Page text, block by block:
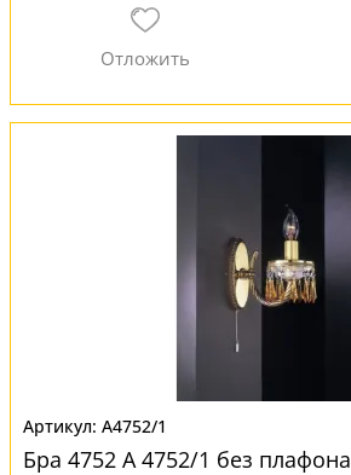
A4752/1
Бра 4752 A 4752/1 без плафона